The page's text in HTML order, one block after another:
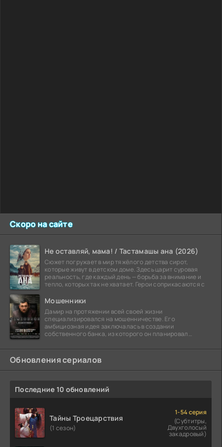
Скоро на сайте
Не оставляй, мама! / Тастамашы ана (2026)
Сюжет погружает в мир тяжёлого детства сирот,
которые живут в детском доме. Здесь царит суровая
реальность, где каждый день — борьба за внимание и
тепло, которых так не хватает. Герои соприкасаются с
Мошенники
Дамир на протяжении всей своей жизни
специализировался на мошенничестве. Его
амбициозная идея заключалась в создании
собственного банка, из которого он планировал
Обновления сериалов
Последние 10 обновлений
Тайны Троецарствия
(1 сезон)
1-54 серия
(Субтитры,
Двухголосый
закадровый)